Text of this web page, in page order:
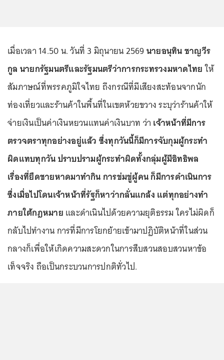
เมื่อเวลา 14.50 น. วันที่ 3 มิถุนายน 2569นายอนุทิน ชาญวีร
กูล นายกรัฐมนตรีและรัฐมนตรีว่าการกระทรวงมหาดไทยให้
สัมภาษณ์ที่พรรคภูมิใจไทย ถึงกรณีที่มีเสียงสะท้อนจากนัก
ท่องเที่ยวและร้านค้าในพื้นที่ในเขตห้วยขวาง ระบุว่าร้านค้าให้
จ่ายเงินเป็นค่าเงินหยวนแทนค่าเงินบาท ว่า เจ้าหน้าที่มีการ
ตรวจตราทุกอย่างอยู่แล้ว ซึ่งทุกวันนี้ก็มีการจับกุมผู้กระทำ
ผิดแทบทุกวัน ปราบปรามผู้กระทำผิดทั้งกลุ่มผู้มีอิทธิพล
เรื่องที่ยึดชายหาดมาทำกิน การข่มขู่ผู้คน ก็มีการดำเนินการ
ซึ่งเมื่อไปโดนเจ้าหน้าที่รัฐก็หาว่ากลั่นแกล้ง แต่ทุกอย่างทำ
ภายใต้กฎหมาย และดำเนินไปด้วยความยุติธรรม ใครไม่ผิดก็
กลับไปทำงาน การที่มีการโยกย้ายเข้ามาปฏิบัติหน้าที่ในส่วน
กลางก็เพื่อให้เกิดความสะดวกในการสืบสวนสอบสวนหาข้อ
เท็จจริง ถือเป็นกระบวนการปกติทั่วไป.